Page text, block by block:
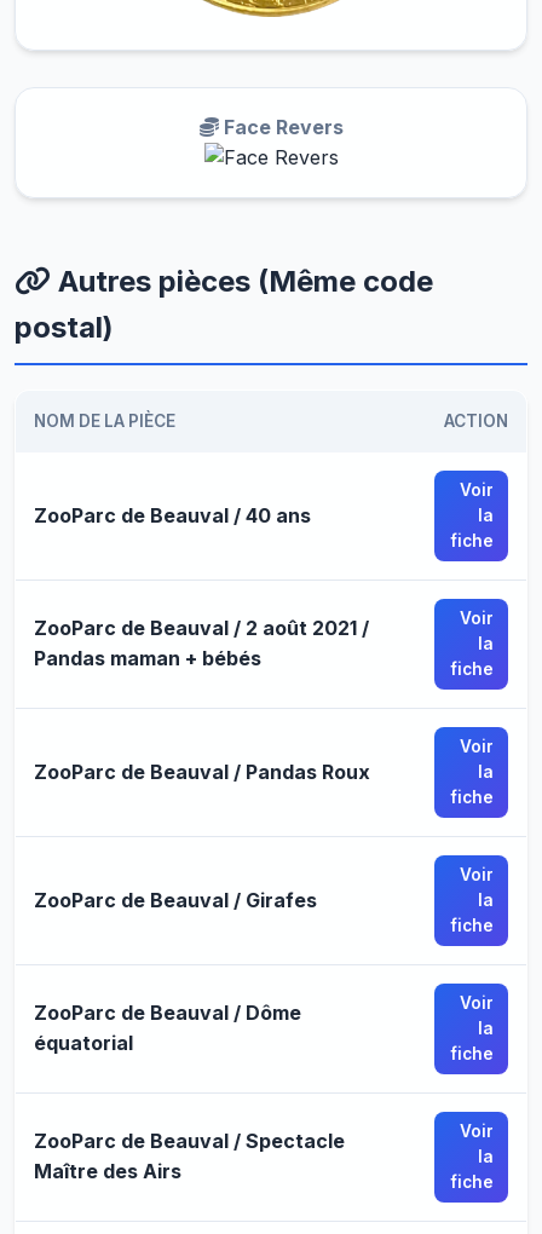
Face Revers
Autres pièces (Même code
postal)
NOM DE LA PIÈCE ACTION
ZooParc de Beauval / 40 ans
Voir
la
fiche
ZooParc de Beauval / 2 août 2021 /
Pandas maman + bébés
Voir
la
fiche
ZooParc de Beauval / Pandas Roux
Voir
la
fiche
ZooParc de Beauval / Girafes
Voir
la
fiche
ZooParc de Beauval / Dôme
équatorial
Voir
la
fiche
ZooParc de Beauval / Spectacle
Maître des Airs
Voir
la
fiche